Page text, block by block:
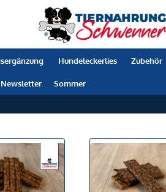
Hundeleckerlies Zubehör
Newsletter Sommer